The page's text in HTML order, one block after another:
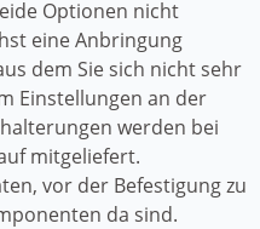
Optionen nicht
eine Anbringung
dem Sie sich nicht sehr
Einstellungen an der
werden bei
mitgeliefert.
vor der Befestigung zu
da sind.